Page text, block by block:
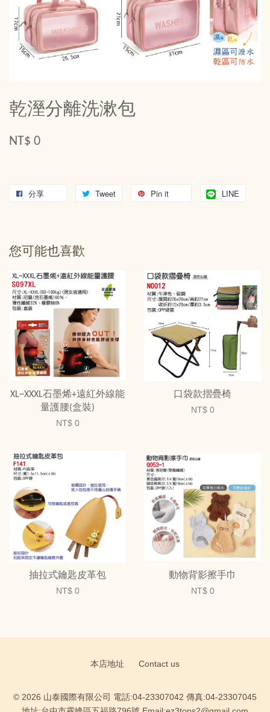
乾溼分離洗漱包
NT$ 0
分享 Tweet Pin it LINE
您可能也喜歡
XL~XXXL石墨烯+遠紅外線能
量護腰(盒裝)
NT$ 0
口袋款摺疊椅
NT$ 0
抽拉式鑰匙皮革包
NT$ 0
動物背影擦手巾
NT$ 0
本店地址 Contact us
© 2026 山泰國際有限公司 電話:04-23307042 傳真:04-23307045